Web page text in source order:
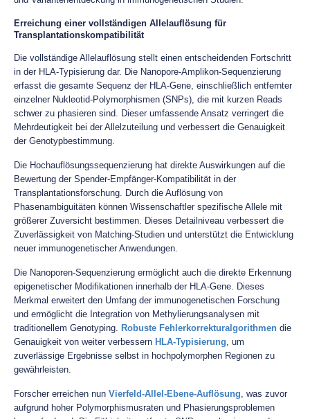
Erreichung einer vollständigen Allelauflösung für
Transplantationskompatibilität
Die vollständige Allelauflösung stellt einen entscheidenden Fortschritt
in der HLA-Typisierung dar. Die Nanopore-Amplikon-Sequenzierung
erfasst die gesamte Sequenz der HLA-Gene, einschließlich entfernter
einzelner Nukleotid-Polymorphismen (SNPs), die mit kurzen Reads
schwer zu phasieren sind. Dieser umfassende Ansatz verringert die
Mehrdeutigkeit bei der Allelzuteilung und verbessert die Genauigkeit
der Genotypbestimmung.
Die Hochauflösungssequenzierung hat direkte Auswirkungen auf die
Bewertung der Spender-Empfänger-Kompatibilität in der
Transplantationsforschung. Durch die Auflösung von
Phasenambiguitäten können Wissenschaftler spezifische Allele mit
größerer Zuversicht bestimmen. Dieses Detailniveau verbessert die
Zuverlässigkeit von Matching-Studien und unterstützt die Entwicklung
neuer immunogenetischer Anwendungen.
Die Nanoporen-Sequenzierung ermöglicht auch die direkte Erkennung
epigenetischer Modifikationen innerhalb der HLA-Gene. Dieses
Merkmal erweitert den Umfang der immunogenetischen Forschung
und ermöglicht die Integration von Methylierungsanalysen mit
traditionellem Genotyping. Robuste Fehlerkorrekturalgorithmen die
Genauigkeit von weiter verbessern HLA-Typisierung, um
zuverlässige Ergebnisse selbst in hochpolymorphen Regionen zu
gewährleisten.
Forscher erreichen nun Vierfeld-Allel-Ebene-Auflösung, was zuvor
aufgrund hoher Polymorphismusraten und Phasierungsproblemen